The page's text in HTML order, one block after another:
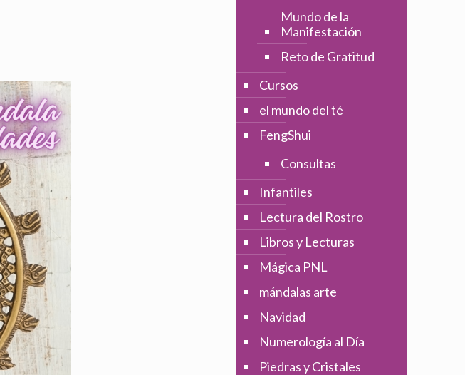
Mundo de la
Manifestación
Reto de Gratitud
Cursos
el mundo del té
FengShui
Consultas
Infantiles
Lectura del Rostro
Libros y Lecturas
Mágica PNL
mándalas arte
Navidad
Numerología al Día
Piedras y Cristales